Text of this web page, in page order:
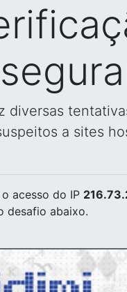
diversas
a sites
acesso do IP
desafio abaixo.